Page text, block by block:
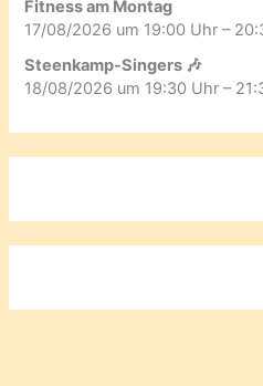
Fitness am Montag
17/08/2026 um 19:00 Uhr –
Steenkamp-Singers 🎶
18/08/2026 um 19:30 Uhr –